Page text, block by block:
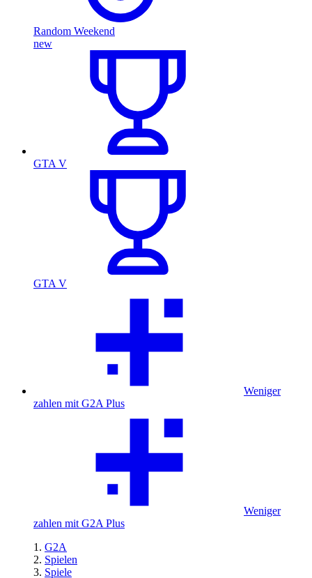
Random Weekend
new
GTA V
GTA V
Weniger
zahlen mit G2A Plus
Weniger
zahlen mit G2A Plus
G2A
Spielen
Spiele